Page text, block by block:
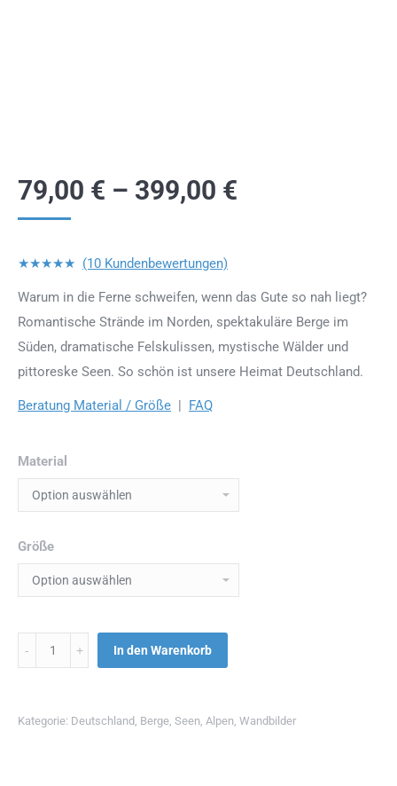
79,00 € – 399,00 €
★★★★★ (10 Kundenbewertungen)
Warum in die Ferne schweifen, wenn das Gute so nah liegt?
Romantische Strände im Norden, spektakuläre Berge im
Süden, dramatische Felskulissen, mystische Wälder und
pittoreske Seen. So schön ist unsere Heimat Deutschland.
Beratung Material / Größe | FAQ
Material
Größe
Menge In den Warenkorb
Kategorie: Deutschland Berge Seen Alpen Wandbilder